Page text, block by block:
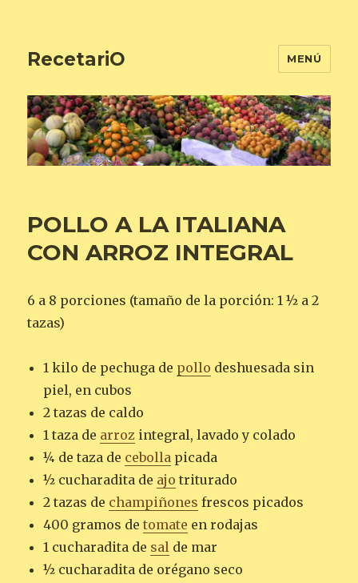
RecetariO MENÚ
POLLO A LA ITALIANA
CON ARROZ INTEGRAL
6 a 8 porciones (tamaño de la porción: 1 ½ a 2
tazas)
1 kilo de pechuga de pollo deshuesada sin
piel, en cubos
2 tazas de caldo
1 taza de arroz integral, lavado y colado
¼ de taza de cebolla picada
½ cucharadita de ajo triturado
2 tazas de champiñones frescos picados
400 gramos detomate en rodajas
1 cucharadita de sal de mar
½ cucharadita de orégano seco